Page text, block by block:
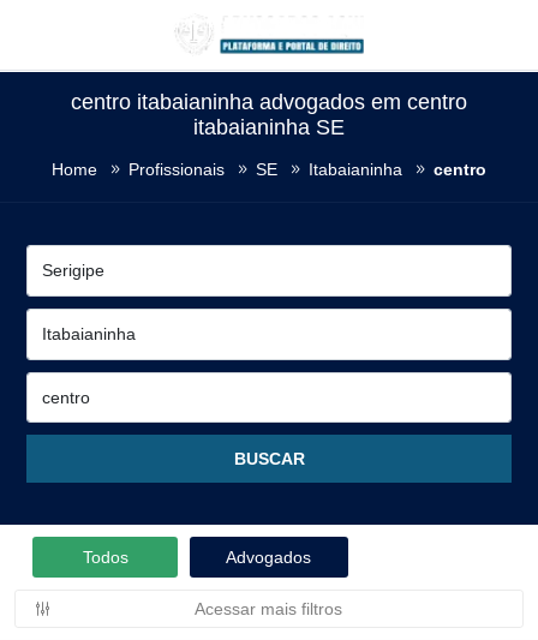
centro itabaianinha advogados em centro
itabaianinha SE
Home Profissionais SE Itabaianinha centro
Todos Advogados
Acessar mais filtros